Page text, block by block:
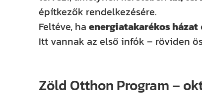
építkezők rendelkezésére.
Feltéve, haenergiatakarékos házat
Itt vannak az első infók – röviden
Zöld Otthon Program –